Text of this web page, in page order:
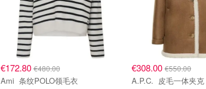
€172.80€480.00
Ami 条纹POLO领毛衣
€308.00 €550.00
A.P.C. 皮毛一体夹克